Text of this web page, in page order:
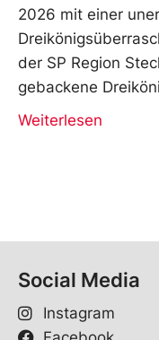
2026 mit einer
der SP Region
gebackene
Weiterlesen
Social Media
Instagram